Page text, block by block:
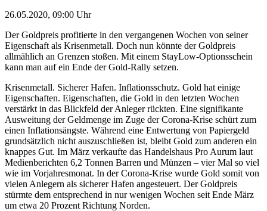
26.05.2020, 09:00 Uhr
Der Goldpreis profitierte in den vergangenen Wochen von seiner
Eigenschaft als Krisenmetall. Doch nun könnte der Goldpreis
allmählich an Grenzen stoßen. Mit einem StayLow-Optionsschein
kann man auf ein Ende der Gold-Rally setzen.
Krisenmetall. Sicherer Hafen. Inflationsschutz. Gold hat einige
Eigenschaften. Eigenschaften, die Gold in den letzten Wochen
verstärkt in das Blickfeld der Anleger rückten. Eine signifikante
Ausweitung der Geldmenge im Zuge der Corona-Krise schürt zum
einen Inflationsängste. Während eine Entwertung von Papiergeld
grundsätzlich nicht auszuschließen ist, bleibt Gold zum anderen ein
knappes Gut. Im März verkaufte das Handelshaus Pro Aurum laut
Medienberichten 6,2 Tonnen Barren und Münzen – vier Mal so viel
wie im Vorjahresmonat. In der Corona-Krise wurde Gold somit von
vielen Anlegern als sicherer Hafen angesteuert. Der Goldpreis
stürmte dem entsprechend in nur wenigen Wochen seit Ende März
um etwa 20 Prozent Richtung Norden.